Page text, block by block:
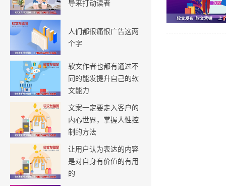
导来打动读者
人们都很痛恨广告这两
个字
软文作者也都有通过不
同的能发提升自己的软
文能力
文案一定要走入客户的
内心世界，掌握人性控
制的方法
让用户认为表达的内容
是对自身有价值的有用
的